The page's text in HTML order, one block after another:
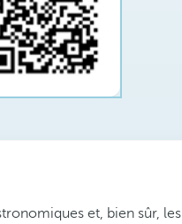
et, bien sûr, les